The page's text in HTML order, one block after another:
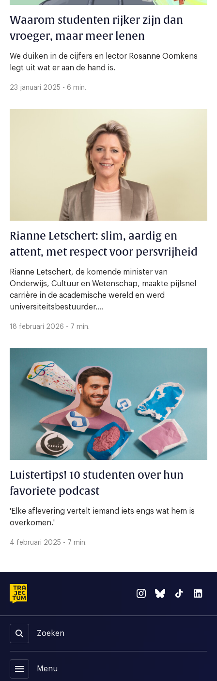
Waarom studenten rijker zijn dan
vroeger, maar meer lenen
We duiken in de cijfers en lector Rosanne Oomkens
legt uit wat er aan de hand is.
23 januari 2025 - 6 min.
Rianne Letschert: slim, aardig en
attent, met respect voor persvrijheid
Rianne Letschert, de komende minister van
Onderwijs, Cultuur en Wetenschap, maakte pijlsnel
carrière in de academische wereld en werd
universiteitsbestuurder....
18 februari 2026 - 7 min.
Luistertips! 10 studenten over hun
favoriete podcast
'Elke aflevering vertelt iemand iets engs wat hem is
overkomen.'
4 februari 2025 - 7 min.
Zoeken
menu Menu